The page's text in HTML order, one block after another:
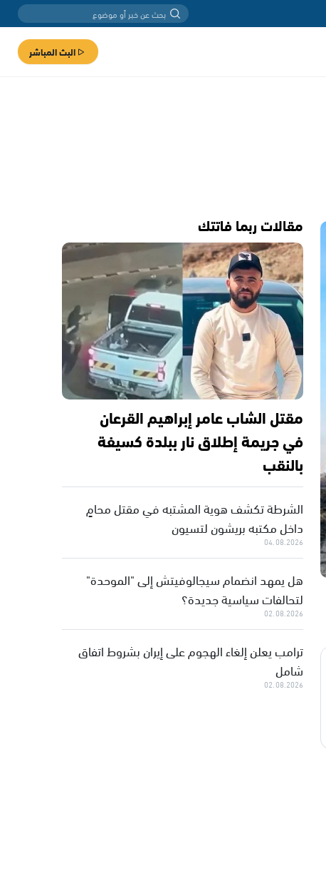
البث المباشر
مقالات ربما فاتتك
مقتل الشاب عامر إبراهيم القرعان
في جريمة إطلاق نار ببلدة كسيفة
بالنقب
الشرطة تكشف هوية المشتبه في مقتل محامٍ
داخل مكتبه بريشون لتسيون
04.08.2026
هل يمهد انضمام سيجالوفيتش إلى "الموحدة"
لتحالفات سياسية جديدة؟
02.08.2026
ترامب يعلن إلغاء الهجوم على إيران بشروط اتفاق
شامل
02.08.2026